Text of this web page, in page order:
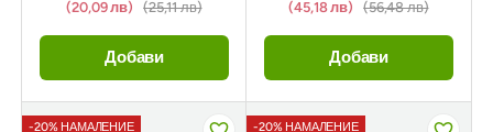
(20,09 лв) (25,11 лв)
Добави
(45,18 лв) (56,48 лв)
Добави
-20% НАМАЛЕНИЕ -20% НАМАЛЕНИЕ